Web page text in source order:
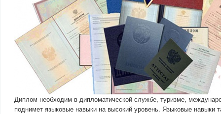
Диплом необходим в дипломатической службе, туризме,
поднимет языковые навыки на высокий уровень. Языковые навыки